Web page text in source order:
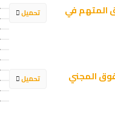
تحميل
في
تحميل
المجني